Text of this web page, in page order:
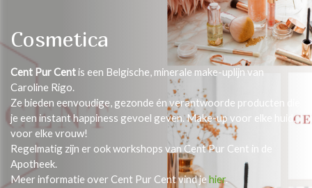
Cosmetica
Cent Pur Centis een Belgische, minerale make-uplijn van
Caroline Rigo.
Ze bieden eenvoudige, gezonde én verantwoorde producten die
je een instant happiness gevoel geven. Make-up voor elke huid,
voor elke vrouw!
Regelmatig zijn er ook workshops van Cent Pur Cent in de
Apotheek.
Meer informatie over Cent Pur Cent vind je hier.